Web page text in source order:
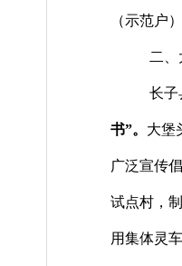
（示范户
二
长子
书”。 大堡
广泛宣传
试点村，
用集体灵